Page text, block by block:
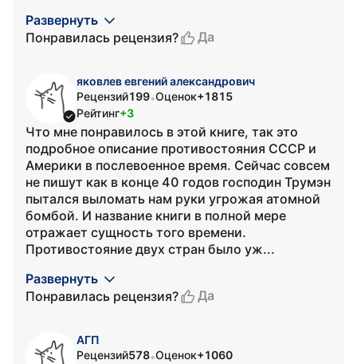
Развернуть
Понравилась рецензия?
Да
яковлев евгений александрович
Рецензий199•Оценок+1815
Рейтинг+3
Что мне понравилось в этой книге, так это
подробное описание противостояния СССР и
Америки в послевоенное время. Сейчас совсем
не пишут как в конце 40 годов господин Трумэн
пытался выломать нам руки угрожая атомной
бомбой. И название книги в полной мере
отражает сущность того времени.
Противостояние двух стран было уж...
Развернуть
Понравилась рецензия?
Да
АГП
Рецензий578•Оценок+1060